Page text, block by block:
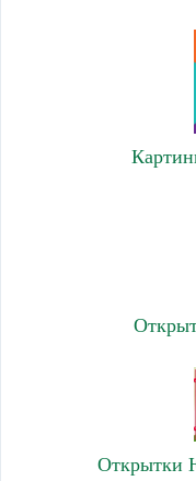
Открытки